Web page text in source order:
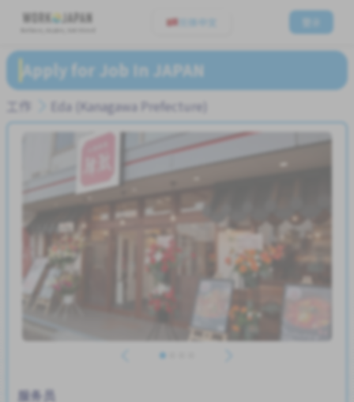
简体中文
Apply for Job In JAPAN
工作 Eda (Kanagawa Prefecture)